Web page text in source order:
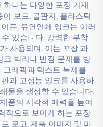
하나는 다양한 포장 기재
보드, 골판지, 플라스틱
든, 유연인쇄 잉크는 이러
있습니다. 강력한 부착
사용되며, 이는 포장 과
크 박리나 번짐 문제를 방
그래픽과 텍스트 복제를
과 고성능 잉크를 사용하
물을 생성할 수 있습니다.
품의 시각적 매력을 높여
적으로 보이게 하는 포장
로고, 제품 이미지 및 마